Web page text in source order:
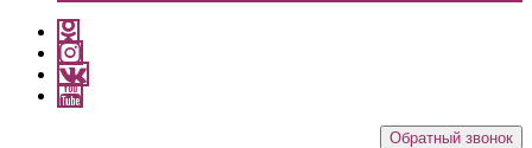
Обратный звонок